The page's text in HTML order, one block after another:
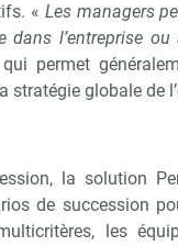
« Les managers
l’entreprise
permet
globale de
la solution
de succession
les